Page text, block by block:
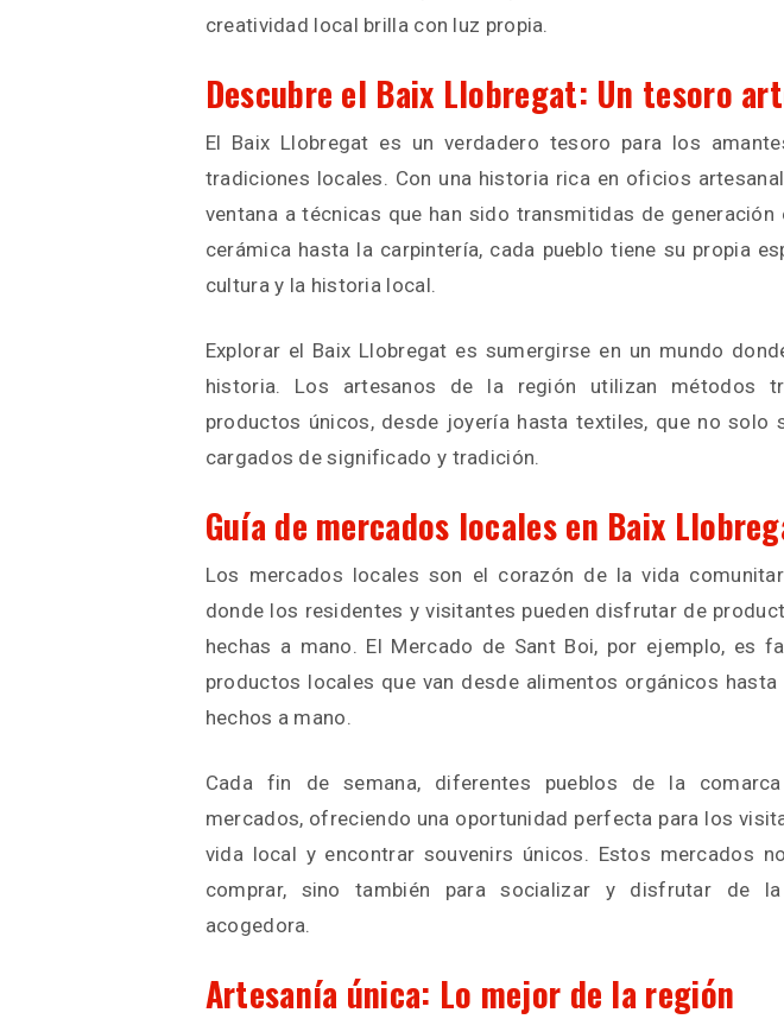
creatividad local brilla con luz propia.
Descubre el Baix Llobregat: Un tesoro
El Baix Llobregat es un verdadero tesoro para los
tradiciones locales. Con una historia rica en oficios
ventana a técnicas que han sido transmitidas de generación
cerámica hasta la carpintería, cada pueblo tiene su propia
cultura y la historia local.
Explorar el Baix Llobregat es sumergirse en un mundo
historia. Los artesanos de la región utilizan métodos
productos únicos, desde joyería hasta textiles, que no solo
cargados de significado y tradición.
Guía de mercados locales en Baix
Los mercados locales son el corazón de la vida
donde los residentes y visitantes pueden disfrutar de
hechas a mano. El Mercado de Sant Boi, por ejemplo, es
productos locales que van desde alimentos orgánicos
hechos a mano.
Cada fin de semana, diferentes pueblos de la
mercados, ofreciendo una oportunidad perfecta para los
vida local y encontrar souvenirs únicos. Estos mercados
comprar, sino también para socializar y disfrutar de
acogedora.
Artesanía única: Lo mejor de la región